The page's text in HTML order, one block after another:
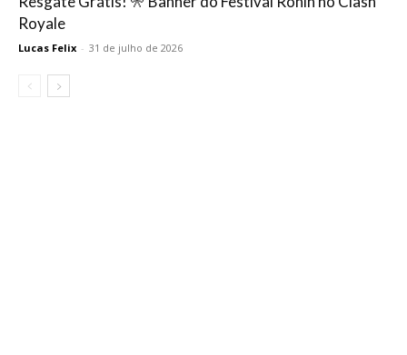
Royale
Lucas Felix - 31 de julho de 2026